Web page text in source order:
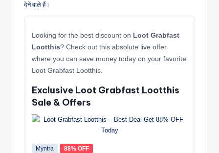
देने वाले हैं।
Looking for the best discount on Loot Grabfast
Lootthis? Check out this absolute live offer
where you can save money today on your favorite
Loot Grabfast Lootthis.
Exclusive Loot Grabfast Lootthis
Sale & Offers
Myntra 88% OFF